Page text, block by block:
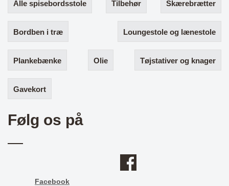
Alle spisebordsstole Tilbehør Skærebrætter
Bordben i træ Loungestole og lænestole
Plankebænke Olie Tøjstativer og knager
Gavekort
Følg os på
Facebook